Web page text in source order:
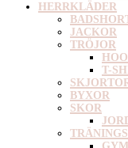
HERRKLÄDER
JACKOR
TRÖJOR
T-
BYXOR
SKOR